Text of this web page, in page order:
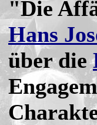
"Die
Hans
über die